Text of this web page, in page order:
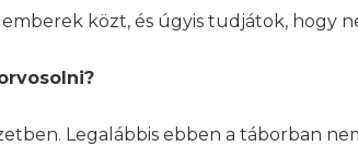
közt, és úgyis tudjátok, hogy
Legalábbis ebben a táborban